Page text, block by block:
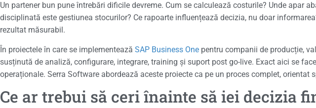
Un partener bun pune întrebări dificile devreme. Cum se calculează costurile? Unde apar
disciplinată este gestiunea stocurilor? Ce rapoarte influențează decizia, nu doar
rezultat măsurabil.
În proiectele în care se implementează SAP Business One pentru companii de producție,
susținută de analiză, configurare, integrare, training și suport post go-live. Exact aici se
operaționale. Serra Software abordează aceste proiecte ca pe un proces complet,
Ce ar trebui să ceri înainte să iei decizia